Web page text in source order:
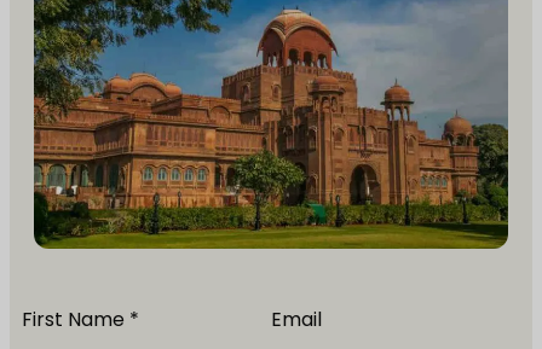
First Name * Email